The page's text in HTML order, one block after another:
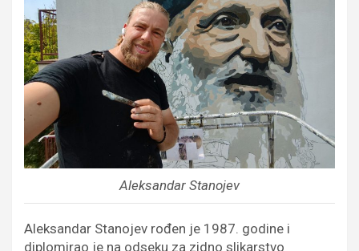
Aleksandar Stanojev
Aleksandar Stanojev rođen je 1987. godine i
diplomirao je na odseku za zidno slikarstvo